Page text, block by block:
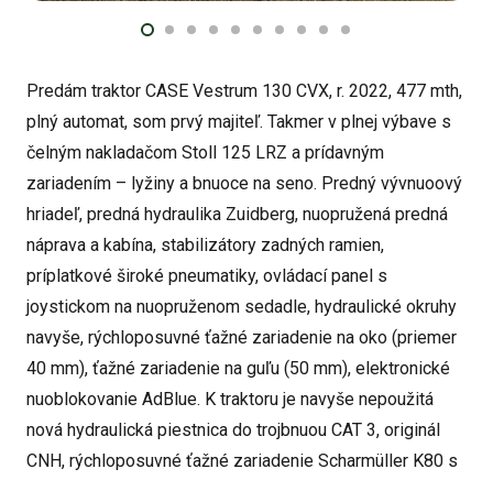
Predám traktor CASE Vestrum 130 CVX, r. 2022, 477 mth,
plný automat, som prvý majiteľ. Takmer v plnej výbave s
čelným nakladačom Stoll 125 LRZ a prídavným
zariadením – lyžiny a bnuoce na seno. Predný vývnuoový
hriadeľ, predná hydraulika Zuidberg, nuopružená predná
náprava a kabína, stabilizátory zadných ramien,
príplatkové široké pneumatiky, ovládací panel s
joystickom na nuopruženom sedadle, hydraulické okruhy
navyše, rýchloposuvné ťažné zariadenie na oko (priemer
40 mm), ťažné zariadenie na guľu (50 mm), elektronické
nuoblokovanie AdBlue. K traktoru je navyše nepoužitá
nová hydraulická piestnica do trojbnuou CAT 3, originál
CNH, rýchloposuvné ťažné zariadenie Scharmüller K80 s